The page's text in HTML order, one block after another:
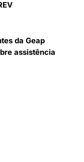
da Geap
assistência